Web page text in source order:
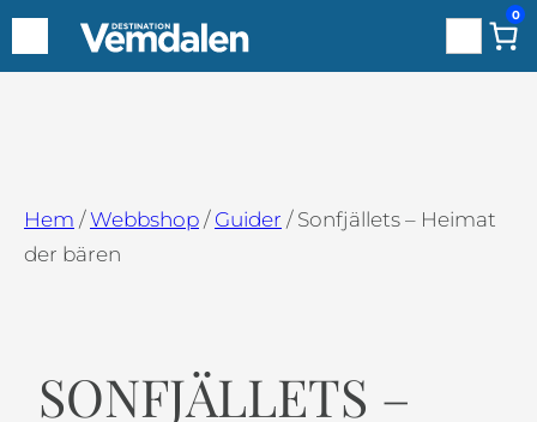
0
Hem /Webbshop/Guider / Sonfjällets – Heimat
der bären
SONFJÄLLETS –